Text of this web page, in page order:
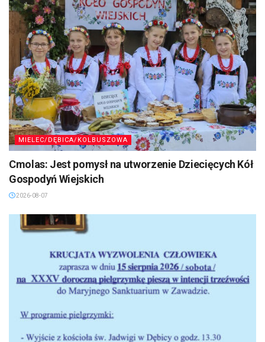
MIELEC/DĘBICA/KOLBUSZOWA
Cmolas: Jest pomysł na utworzenie Dziecięcych Kół
Gospodyń Wiejskich
2026-08-07